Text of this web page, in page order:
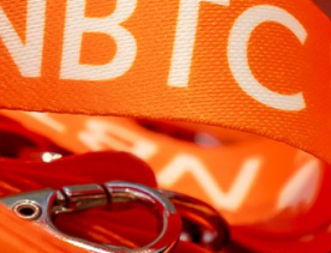
Kennis en data